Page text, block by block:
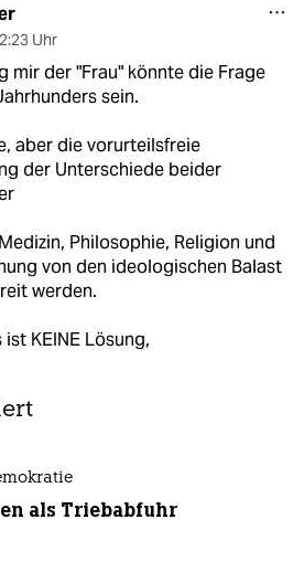
Uhr
mir der "Frau" könnte die Frage
sein.
aber die vorurteilsfreie
der Unterschiede beider
Philosophie, Religion und
von den ideologischen Balast
werden.
ist KEINE Lösung,
als Triebabfuhr